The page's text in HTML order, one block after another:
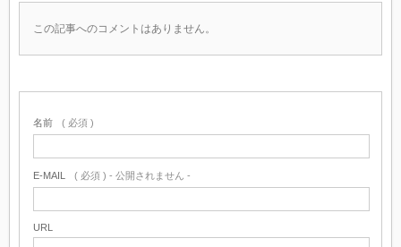
この記事へのコメントはありません。
名前 ( 必須 )
E-MAIL ( 必須 ) - 公開されません -
URL